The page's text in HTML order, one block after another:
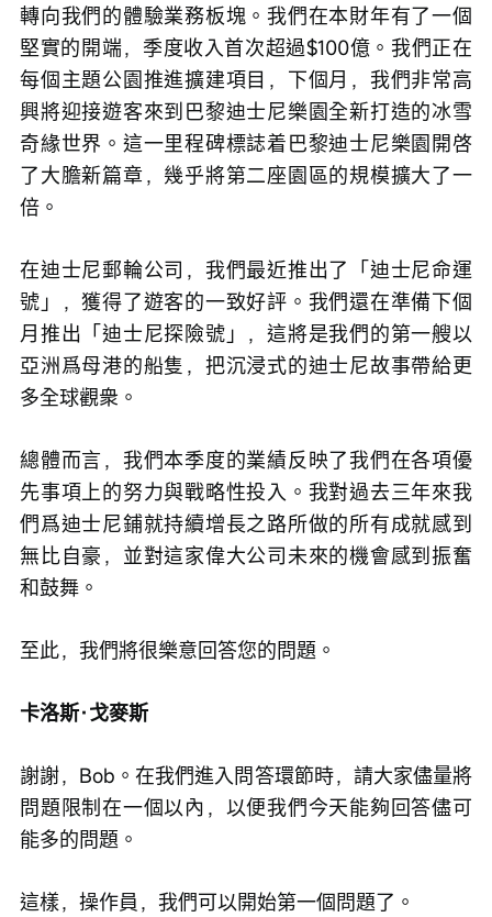
轉向我們的體驗業務板塊。我們在本財年有了一個
堅實的開端，季度收入首次超過$100億。我們正在
每個主題公園推進擴建項目，下個月，我們非常高
興將迎接遊客來到巴黎迪士尼樂園全新打造的冰雪
奇緣世界。這一里程碑標誌着巴黎迪士尼樂園開啓
了大膽新篇章，幾乎將第二座園區的規模擴大了一
倍。
在迪士尼郵輪公司，我們最近推出了「迪士尼命運
號」，獲得了遊客的一致好評。我們還在準備下個
月推出「迪士尼探險號」，這將是我們的第一艘以
亞洲爲母港的船隻，把沉浸式的迪士尼故事帶給更
多全球觀衆。
總體而言，我們本季度的業績反映了我們在各項優
先事項上的努力與戰略性投入。我對過去三年來我
們爲迪士尼鋪就持續增長之路所做的所有成就感到
無比自豪，並對這家偉大公司未來的機會感到振奮
和鼓舞。
至此，我們將很樂意回答您的問題。
卡洛斯·戈麥斯
謝謝，Bob。在我們進入問答環節時，請大家儘量將
問題限制在一個以內，以便我們今天能夠回答儘可
能多的問題。
這樣，操作員，我們可以開始第一個問題了。